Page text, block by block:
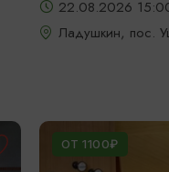
22.08.2026
Ладушкин, пос.
ОТ 1100₽